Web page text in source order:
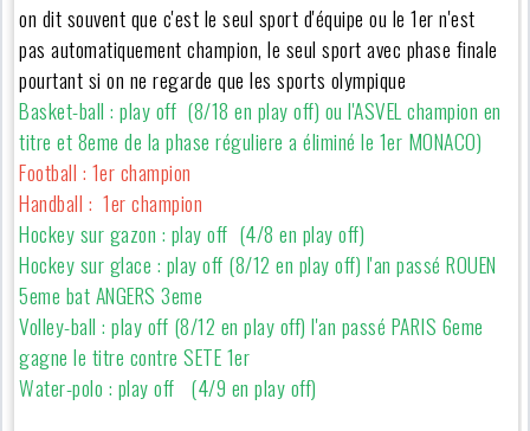
on dit souvent que c'est le seul sport d'équipe ou le 1er n'est
pas automatiquement champion, le seul sport avec phase finale
pourtant si on ne regarde que les sports olympique
Basket-ball : play off (8/18 en play off) ou l'ASVEL champion en
titre et 8eme de la phase réguliere a éliminé le 1er MONACO)
Football : 1er champion
Handball : 1er champion
Hockey sur gazon : play off (4/8 en play off)
Hockey sur glace : play off (8/12 en play off) l'an passé ROUEN
5eme bat ANGERS 3eme
Volley-ball : play off (8/12 en play off) l'an passé PARIS 6eme
gagne le titre contre SETE 1er
Water-polo : play off (4/9 en play off)